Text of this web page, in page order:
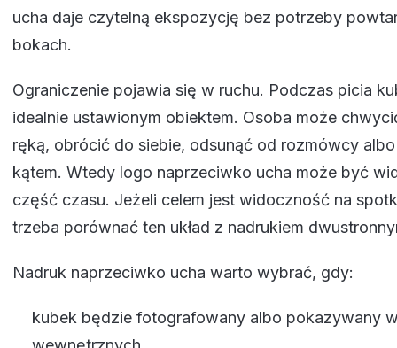
ucha daje czytelną ekspozycję bez potrzeby
bokach.
Ograniczenie pojawia się w ruchu. Podczas picia
idealnie ustawionym obiektem. Osoba może
ręką, obrócić do siebie, odsunąć od rozmówcy
kątem. Wtedy logo naprzeciwko ucha może być
część czasu. Jeżeli celem jest widoczność na
trzeba porównać ten układ z nadrukiem
Nadruk naprzeciwko ucha warto wybrać, gdy:
kubek będzie fotografowany albo pokazywany w